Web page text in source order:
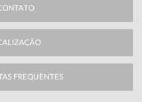
FREQUENTES